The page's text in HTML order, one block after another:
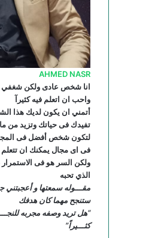
AHMED NASR
انا شخص عادى ولكن شغفي
واحب ان اتعلم فيه كثيرآ
أتمني ان يكون لديك هذا
تفيدك فى حياتك وتزيد من
لتكون شخص أفضل فى
فى اى مجال يمكنك ان تتعلم
ولكن السر هو فى
الذي تحبه
مقـــوله سمعتها و أعجبتني
ستنجح مهما كان هدفك
“هل تريد وصفه مجربه
كثـــيراً”